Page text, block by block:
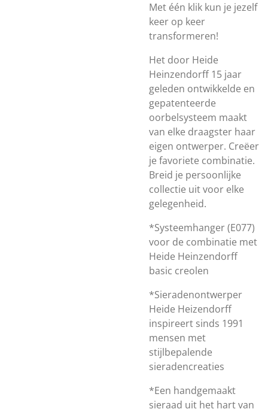
Met één klik kun je jezelf
keer op keer
transformeren!
Het door Heide
Heinzendorff 15 jaar
geleden ontwikkelde en
gepatenteerde
oorbelsysteem maakt
van elke draagster haar
eigen ontwerper. Creëer
je favoriete combinatie.
Breid je persoonlijke
collectie uit voor elke
gelegenheid.
*Systeemhanger (E077)
voor de combinatie met
Heide Heinzendorff
basic creolen
*Sieradenontwerper
Heide Heizendorff
inspireert sinds 1991
mensen met
stijlbepalende
sieradencreaties
*Een handgemaakt
sieraad uit het hart van